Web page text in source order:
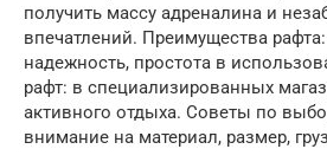
получить массу адреналина и
впечатлений. Преимущества
надежность, простота в
рафт: в специализированных
активного отдыха. Советы по
внимание на материал, размер,